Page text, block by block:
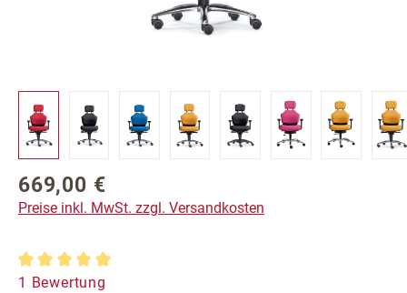
Regulärer Preis:
669,00 €
Preise inkl. MwSt. zzgl. Versandkosten
Durchschnittliche Bewertung von 5 von 5 Sternen
1 Bewertung